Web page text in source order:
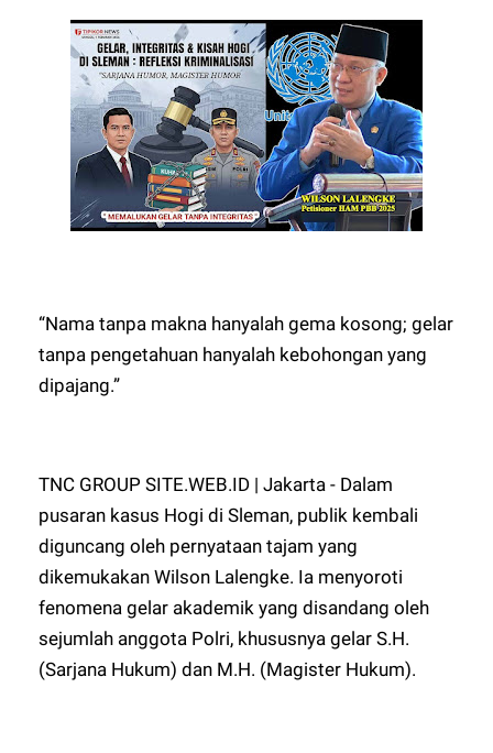
“Nama tanpa makna hanyalah gema kosong; gelar
tanpa pengetahuan hanyalah kebohongan yang
dipajang.”
TNC GROUP SITE.WEB.ID | Jakarta - Dalam
pusaran kasus Hogi di Sleman, publik kembali
diguncang oleh pernyataan tajam yang
dikemukakan Wilson Lalengke. Ia menyoroti
fenomena gelar akademik yang disandang oleh
sejumlah anggota Polri, khususnya gelar S.H.
(Sarjana Hukum) dan M.H. (Magister Hukum).